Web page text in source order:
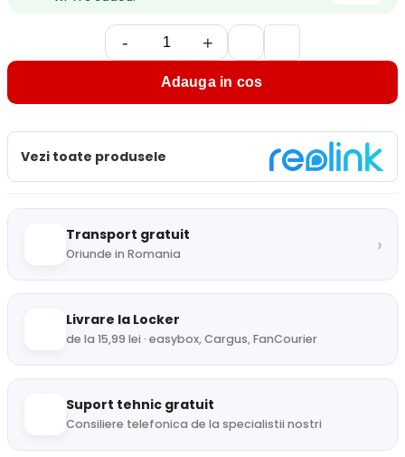
- +
Adauga in cos
Vezi toate produsele
Transport gratuit
Oriunde in Romania ›
Livrare la Locker
de la 15,99 lei · easybox, Cargus, FanCourier
Suport tehnic gratuit
Consiliere telefonica de la specialistii nostri